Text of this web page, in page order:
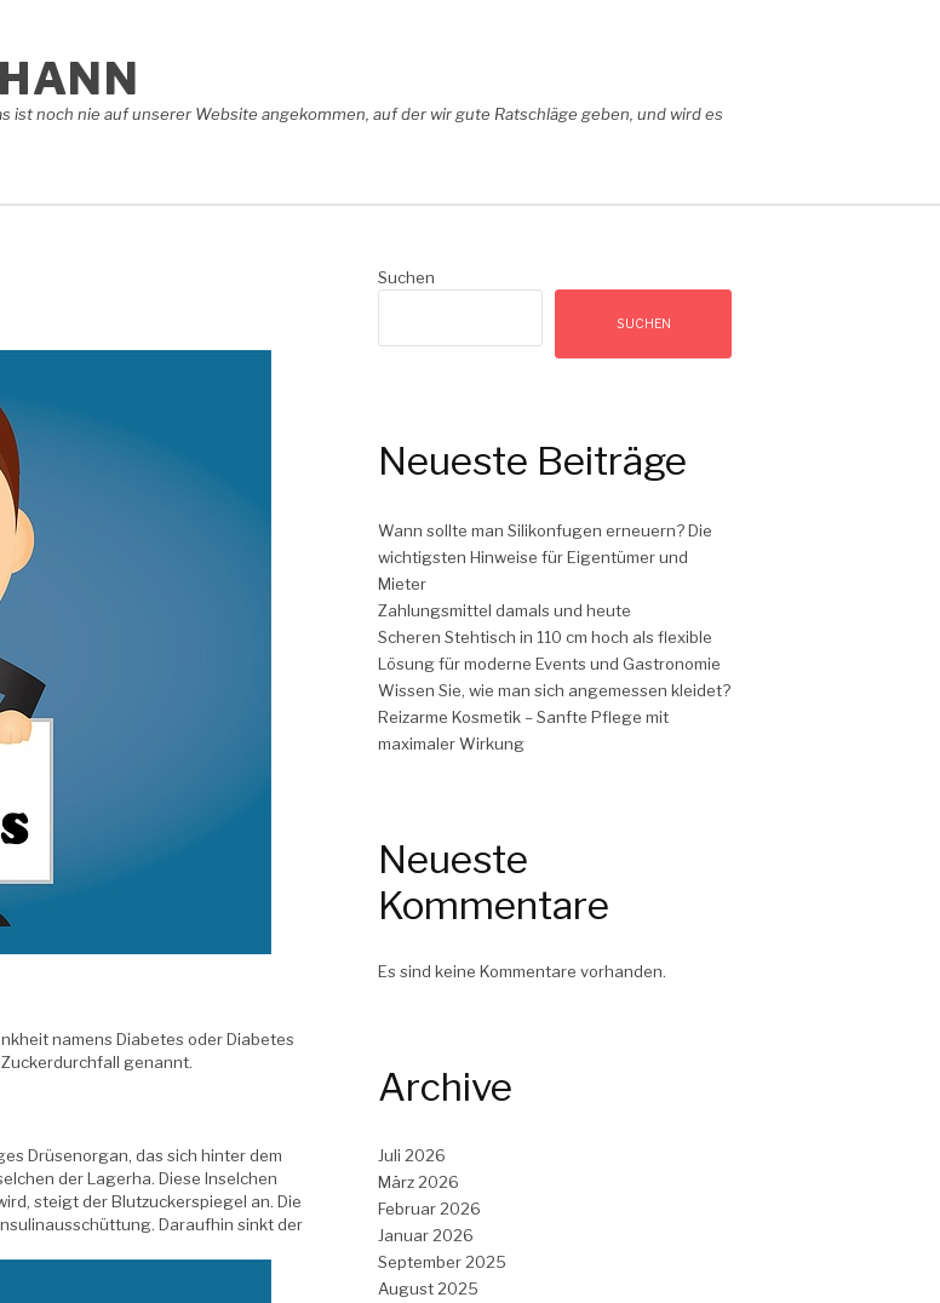
ist noch nie auf unserer Website angekommen, auf der wir gute Ratschläge geben, und wird es
namens Diabetes oder Diabetes
genannt.
Drüsenorgan, das sich hinter dem
der Lagerha. Diese Inselchen
steigt der Blutzuckerspiegel an. Die
Daraufhin sinkt der
Suchen
SUCHEN
Neueste Beiträge
Wann sollte man Silikonfugen erneuern? Die
wichtigsten Hinweise für Eigentümer und
Mieter
Zahlungsmittel damals und heute
Scheren Stehtisch in 110 cm hoch als flexible
Lösung für moderne Events und Gastronomie
Wissen Sie, wie man sich angemessen kleidet?
Reizarme Kosmetik – Sanfte Pflege mit
maximaler Wirkung
Neueste
Kommentare
Es sind keine Kommentare vorhanden.
Archive
Juli 2026
März 2026
Februar 2026
Januar 2026
September 2025
August 2025